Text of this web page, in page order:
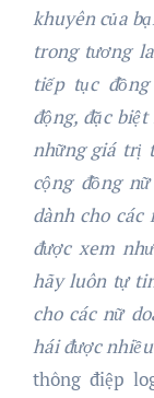
khuyên của
trong tương
tiếp tục
động, đặc
những giá trị
cộng đồng
dành cho
được xem
hãy luôn tự
cho các nữ
hái được
thông điệp